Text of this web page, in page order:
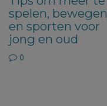
spelen, bewegen
en sporten voor
jong en oud
0